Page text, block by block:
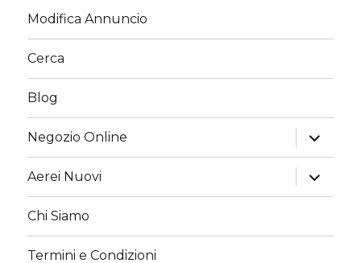
Modifica Annuncio
Cerca
Blog
Negozio Online
apri
i
menu
child
Aerei Nuovi
apri
i
menu
Chi Siamo
Termini e Condizioni